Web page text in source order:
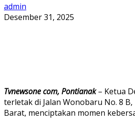
admin
Desember 31, 2025
Tvnewsone com, Pontianak– Ketua
terletak di Jalan Wonobaru No. 8
Barat, menciptakan momen